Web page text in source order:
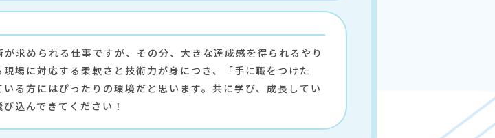
求められる仕事ですが、その分、大きな達成感を得られるやり
場に対応する柔軟さと技術力が身につき、「手に職をつけた
る方にはぴったりの環境だと思います。共に学び、成長してい
込んできてください！